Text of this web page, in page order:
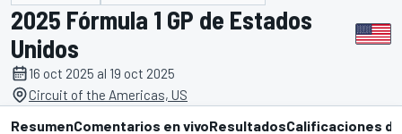
2025 Fórmula 1 GP de Estados
Unidos
16 oct 2025 al 19 oct 2025
Circuit of the Americas, US
ResumenComentarios en vivoResultadosCalificaciones